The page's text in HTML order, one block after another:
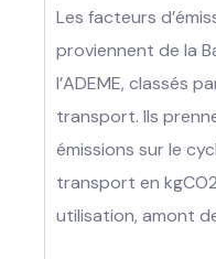
Les facteurs
proviennent de la
l’ADEME, classés
transport. Ils
émissions sur le
transport en
utilisation, amont